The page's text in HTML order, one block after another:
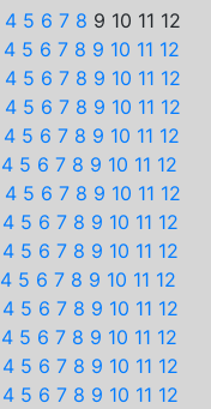
4 5 6 7 8 9 10 11 12
4 5 6 7 8 9 10 11 12
4 5 6 7 8 9 10 11 12
4 5 6 7 8 9 10 11 12
4 5 6 7 8 9 10 11 12
4 5 6 7 8 9 10 11 12
4 5 6 7 8 9 10 11 12
4 5 6 7 8 9 10 11 12
4 5 6 7 8 9 10 11 12
4 5 6 7 8 9 10 11 12
4 5 6 7 8 9 10 11 12
4 5 6 7 8 9 10 11 12
4 5 6 7 8 9 10 11 12
4 5 6 7 8 9 10 11 12